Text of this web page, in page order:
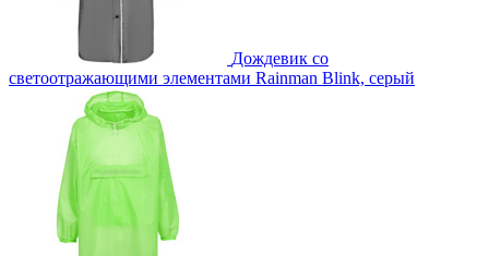
Дождевик со
светоотражающими элементами Rainman Blink, серый